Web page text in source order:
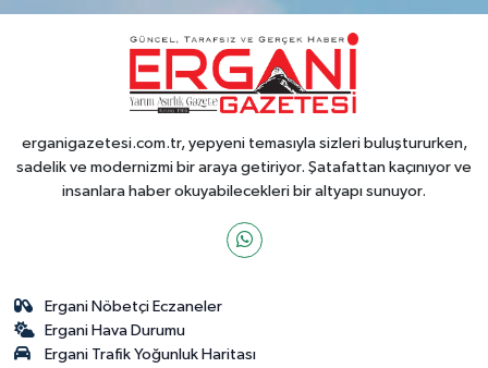
erganigazetesi.com.tr, yepyeni temasıyla sizleri buluştururken,
sadelik ve modernizmi bir araya getiriyor. Şatafattan kaçınıyor ve
insanlara haber okuyabilecekleri bir altyapı sunuyor.
Ergani Nöbetçi Eczaneler
Ergani Hava Durumu
Ergani Trafik Yoğunluk Haritası